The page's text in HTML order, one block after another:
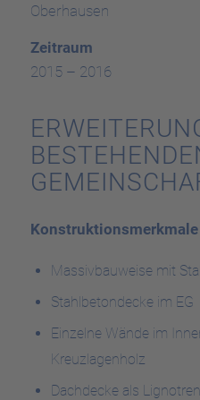
Oberhausen
Zeitraum
2015 – 2016
Konstruktionsmerkmale
Massivbauweise mit
Stahlbetondecke im EG
Einzelne Wände im
Kreuzlagenholz
Dachdecke als